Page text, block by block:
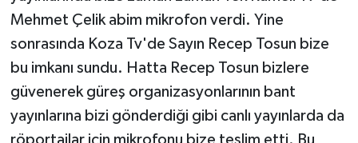
Mehmet Çelik abim mikrofon verdi. Yine
sonrasında Koza Tv'de Sayın Recep Tosun bize
bu imkanı sundu. Hatta Recep Tosun bizlere
güvenerek güreş organizasyonlarının bant
yayınlarına bizi gönderdiği gibi canlı yayınlarda da
röportajlar için mikrofonu bize teslim etti. Bu